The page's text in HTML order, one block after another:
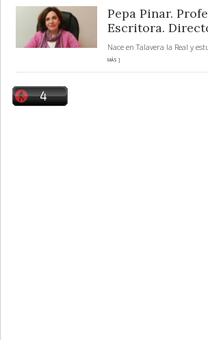
Pepa Pinar.
Escritora.
Nace en Talavera la Real y
MÁS ]